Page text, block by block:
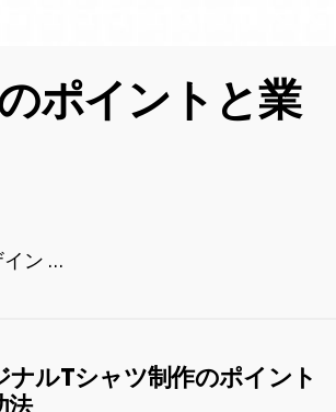
ポイントと業
イン …
ナルTシャツ制作のポイント